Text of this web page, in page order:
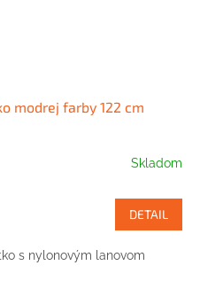
modrej farby 122 cm
Skladom
DETAIL
s nylonovým lanovom